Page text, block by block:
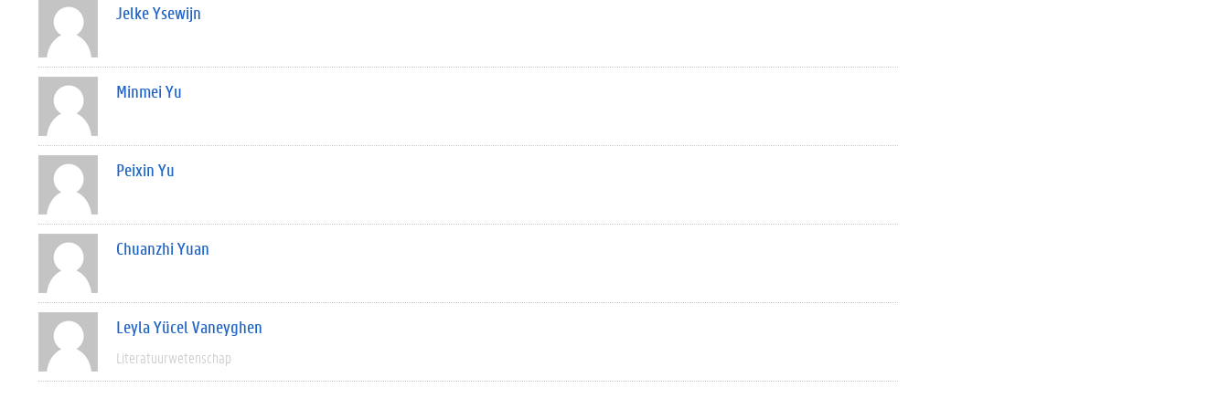
Jelke Ysewijn
Minmei Yu
Peixin Yu
Chuanzhi Yuan
Leyla Yücel Vaneyghen
Literatuurwetenschap